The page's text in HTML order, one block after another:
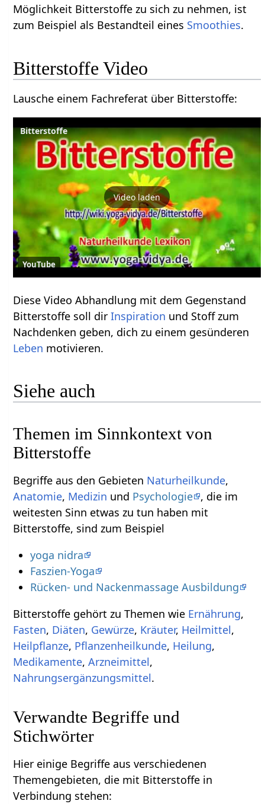
Möglichkeit Bitterstoffe zu sich zu nehmen, ist
zum Beispiel als Bestandteil eines Smoothies.
Bitterstoffe Video
Lausche einem Fachreferat über Bitterstoffe:
Bitterstoffe
Video laden
YouTube
Diese Video Abhandlung mit dem Gegenstand
Bitterstoffe soll dirInspiration und Stoff zum
Nachdenken geben, dich zu einem gesünderen
Leben motivieren.
Siehe auch
Themen im Sinnkontext von
Bitterstoffe
Begriffe aus den Gebieten Naturheilkunde,
Anatomie, Medizin und Psychologie , die im
weitesten Sinn etwas zu tun haben mit
Bitterstoffe, sind zum Beispiel
yoga nidra
Faszien-Yoga
Rücken- und Nackenmassage Ausbildung
Bitterstoffe gehört zu Themen wie Ernährung,
Fasten, Diäten, Gewürze, Kräuter, Heilmittel,
Heilpflanze, Pflanzenheilkunde, Heilung,
Medikamente,Arzneimittel,
Nahrungsergänzungsmittel.
Verwandte Begriffe und
Stichwörter
Hier einige Begriffe aus verschiedenen
Themengebieten, die mit Bitterstoffe in
Verbindung stehen: